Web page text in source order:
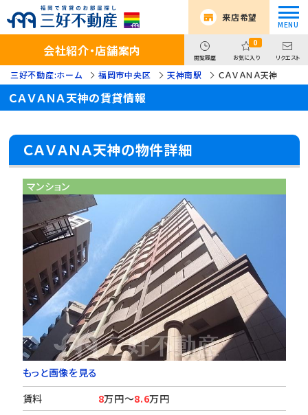
来店希望
会社紹介・店舗案内 閲覧履歴
0
お気に入り リクエスト
三好不動産:ホーム 福岡市中央区 天神南駅 ＣＡＶＡＮＡ天神
ＣＡＶＡＮＡ天神の賃貸情報
ＣＡＶＡＮＡ天神の物件詳細
マンション
もっと画像を見る
賃料
8万円～8.6万円